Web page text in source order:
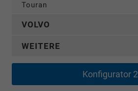
Touran
VOLVO
WEITERE
Konfigurator 2